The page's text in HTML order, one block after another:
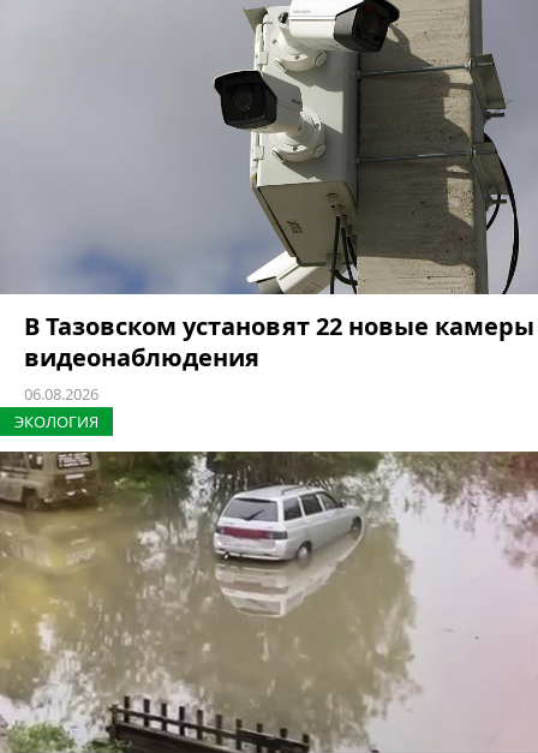
В Тазовском установят 22 новые камеры
видеонаблюдения
06.08.2026
ЭКОЛОГИЯ